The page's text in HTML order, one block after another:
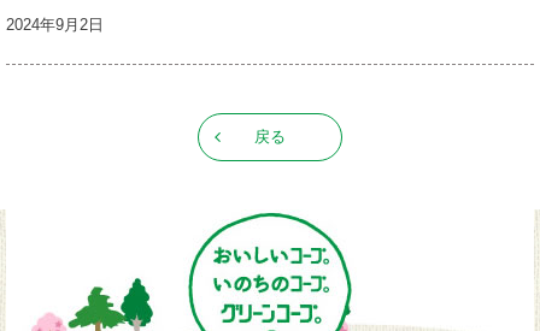
2024年9月2日
戻る